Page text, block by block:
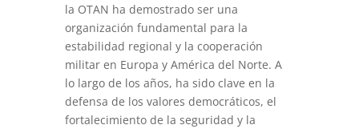
la OTAN ha demostrado ser una
organización fundamental para la
estabilidad regional y la cooperación
militar en Europa y América del Norte. A
lo largo de los años, ha sido clave en la
defensa de los valores democráticos, el
fortalecimiento de la seguridad y la